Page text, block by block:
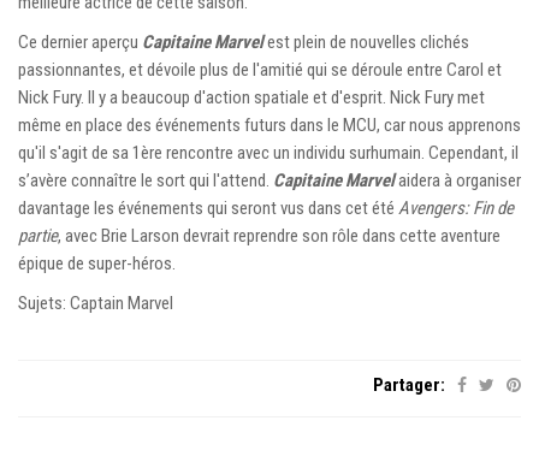
Ce dernier aperçu Capitaine Marvelest plein de nouvelles clichés
passionnantes, et dévoile plus de l'amitié qui se déroule entre Carol et
Nick Fury. Il y a beaucoup d'action spatiale et d'esprit. Nick Fury met
même en place des événements futurs dans le MCU, car nous apprenons
qu'il s'agit de sa 1ère rencontre avec un individu surhumain. Cependant, il
s’avère connaître le sort qui l'attend. Capitaine Marvelaidera à organiser
davantage les événements qui seront vus dans cet été Avengers: Fin de
partie, avec Brie Larson devrait reprendre son rôle dans cette aventure
épique de super-héros.
Sujets: Captain Marvel
Partager: